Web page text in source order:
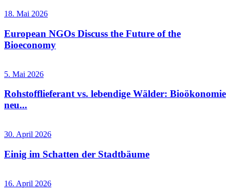
18. Mai 2026
European NGOs Discuss the Future of the
Bioeconomy
5. Mai 2026
Rohstofflieferant vs. lebendige Wälder: Bioökonomie
neu...
30. April 2026
Einig im Schatten der Stadtbäume
16. April 2026